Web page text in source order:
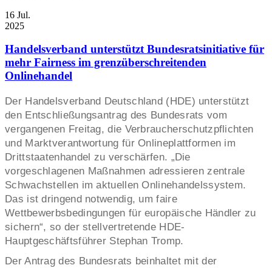
16 Jul.
2025
Handelsverband unterstützt Bundesratsinitiative für
mehr Fairness im grenzüberschreitenden
Onlinehandel
Der Handelsverband Deutschland (HDE) unterstützt
den Entschließungsantrag des Bundesrats vom
vergangenen Freitag, die Verbraucherschutzpflichten
und Marktverantwortung für Onlineplattformen im
Drittstaatenhandel zu verschärfen. „Die
vorgeschlagenen Maßnahmen adressieren zentrale
Schwachstellen im aktuellen Onlinehandelssystem.
Das ist dringend notwendig, um faire
Wettbewerbsbedingungen für europäische Händler zu
sichern“, so der stellvertretende HDE-
Hauptgeschäftsführer Stephan Tromp.
Der Antrag des Bundesrats beinhaltet mit der